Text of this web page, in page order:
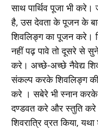
साथ पार्थिव पूजा भी
है, उस देवता के पूजन के
शिवलिङ्ग का पूजन करे।
नहीं पढ़ पावे तो दूसरे से
करे। अच्छे-अच्छे नैवेद्य
संकल्प करके शिवलिङ्ग की
करे । सबेरे भी स्नान करके
दण्डवत करे और स्तुति
शिवरात्रि व्रत किया,